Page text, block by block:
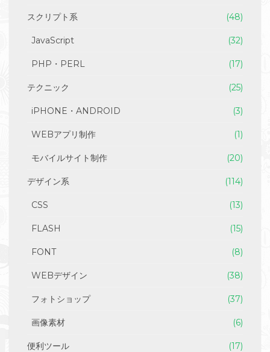
スクリプト系 (48)
JavaScript (32)
PHP・PERL (17)
テクニック (25)
iPHONE・ANDROID (3)
WEBアプリ制作 (1)
モバイルサイト制作 (20)
デザイン系 (114)
CSS (13)
FLASH (15)
FONT (8)
WEBデザイン (38)
フォトショップ (37)
画像素材 (6)
便利ツール (17)